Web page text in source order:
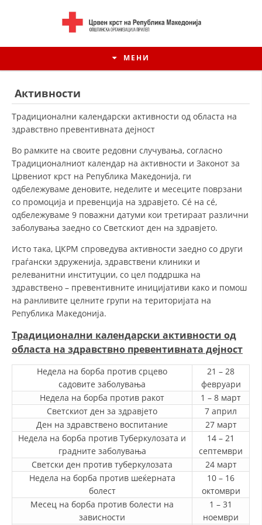
МЕНИ
ИСТОРИЈАТ НА ЦКРСМ
СТРУКТУРА НА ОРГАНИЗАЦИЈАТА
КОНТАКТ ИНФОРМАЦИИ
ЧЛЕНСТВО ВО ПРОФЕСИОНАЛНИ ТЕЛА
СТАТУТ НА ЦКРМ
ОРГАНИЗАЦИЈА И РАЗВОЈ
РАКОВОДЕН ОДБОР
СОБРАНИЕ
СТРУКТУРА И ОРГАНИЗАЦИОНА ПОСТАВЕНОСТ
Активности
Традиционални календарски активности од областа на
здравствно превентивната дејност
Во рамките на своите редовни случувања, согласно
Традиционалниот календар на активности и Законот за
Црвениот крст на Република Македонија, ги
одбележуваме деновите, неделите и месеците поврзани
со промоција и превенција на здравјето. Сé на сé,
одбележуваме 9 поважни датуми кои третираат различни
заболувања заедно со Светскиот ден на здравјето.
Исто така, ЦКРМ спроведува активности заедно со други
граѓански здруженија, здравствени клиники и
релеванитни институции, со цел поддршка на
здравствено – превентивните иницијативи како и помош
на ранливите целните групи на територијата на
Република Македонија.
Традиционални календарски активности од
областа на здравствно превентивната дејност
Недела на борба против срцево
садовите заболувања
21 – 28
февруари
Недела на борба против ракот
1 – 8 март
Светскиот ден за здравјето
7 април
Ден на здравствено воспитание
27 март
Недела на борба против Туберкулозата и
градните заболувања
14 – 21
септември
Светски ден против туберкулозата
24 март
Недела на борба против шеќерната
болест
10 – 16
октомври
Месец на борба против болести на
зависности
1 – 31
ноември